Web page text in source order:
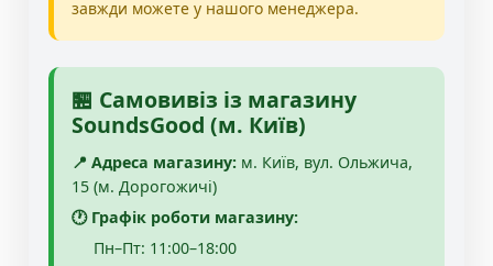
завжди можете у нашого менеджера.
🏪 Самовивіз із магазину
SoundsGood (м. Київ)
📍 Адреса магазину: м. Київ, вул. Ольжича,
15 (м. Дорогожичі)
🕐 Графік роботи магазину:
Пн–Пт: 11:00–18:00